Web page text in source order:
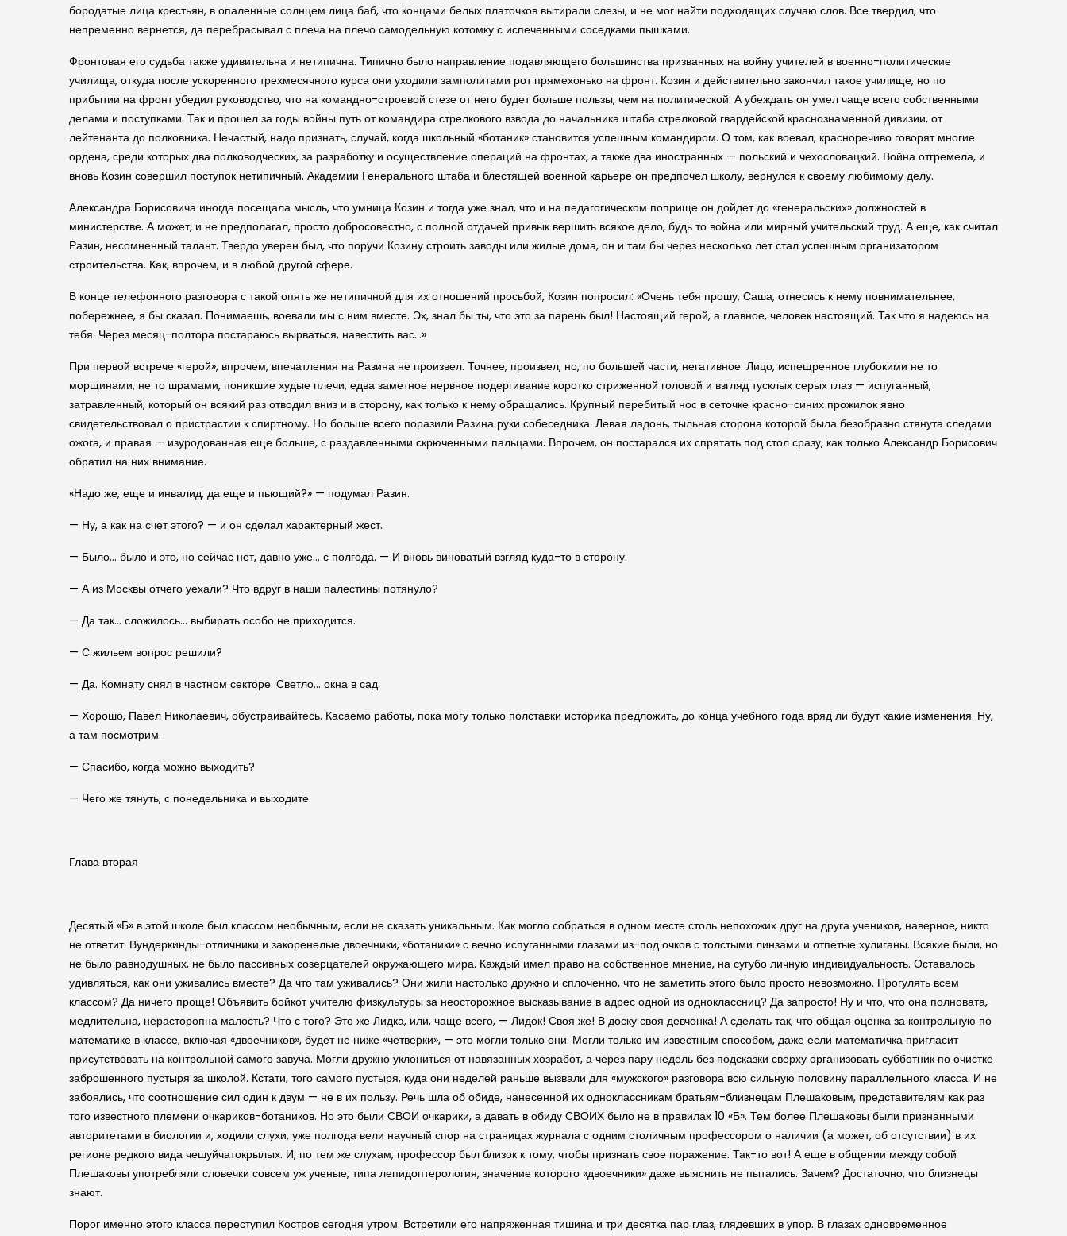
бородатые лица крестьян, в опаленные солнцем лица баб, что концами белых платочков вытирали слезы, и не мог найти подходящих случаю слов. Все твердил, что
непременно вернется, да перебрасывал с плеча на плечо самодельную котомку с испеченными соседками пышками.
Фронтовая его судьба также удивительна и нетипична. Типично было направление подавляющего большинства призванных на войну учителей в военно-политические
училища, откуда после ускоренного трехмесячного курса они уходили замполитами рот прямехонько на фронт. Козин и действительно закончил такое училище, но по
прибытии на фронт убедил руководство, что на командно-строевой стезе от него будет больше пользы, чем на политической. А убеждать он умел чаще всего собственными
делами и поступками. Так и прошел за годы войны путь от командира стрелкового взвода до начальника штаба стрелковой гвардейской краснознаменной дивизии, от
лейтенанта до полковника. Нечастый, надо признать, случай, когда школьный «ботаник» становится успешным командиром. О том, как воевал, красноречиво говорят многие
ордена, среди которых два полководческих, за разработку и осуществление операций на фронтах, а также два иностранных — польский и чехословацкий. Война отгремела, и
вновь Козин совершил поступок нетипичный. Академии Генерального штаба и блестящей военной карьере он предпочел школу, вернулся к своему любимому делу.
Александра Борисовича иногда посещала мысль, что умница Козин и тогда уже знал, что и на педагогическом поприще он дойдет до «генеральских» должностей в
министерстве. А может, и не предполагал, просто добросовестно, с полной отдачей привык вершить всякое дело, будь то война или мирный учительский труд. А еще, как считал
Разин, несомненный талант. Твердо уверен был, что поручи Козину строить заводы или жилые дома, он и там бы через несколько лет стал успешным организатором
строительства. Как, впрочем, и в любой другой сфере.
В конце телефонного разговора с такой опять же нетипичной для их отношений просьбой, Козин попросил: «Очень тебя прошу, Саша, отнесись к нему повнимательнее,
побережнее, я бы сказал. Понимаешь, воевали мы с ним вместе. Эх, знал бы ты, что это за парень был! Настоящий герой, а главное, человек настоящий. Так что я надеюсь на
тебя. Через месяц-полтора постараюсь вырваться, навестить вас…»
При первой встрече «герой», впрочем, впечатления на Разина не произвел. Точнее, произвел, но, по большей части, негативное. Лицо, испещренное глубокими не то
морщинами, не то шрамами, поникшие худые плечи, едва заметное нервное подергивание коротко стриженной головой и взгляд тусклых серых глаз — испуганный,
затравленный, который он всякий раз отводил вниз и в сторону, как только к нему обращались. Крупный перебитый нос в сеточке красно-синих прожилок явно
свидетельствовал о пристрастии к спиртному. Но больше всего поразили Разина руки собеседника. Левая ладонь, тыльная сторона которой была безобразно стянута следами
ожога, и правая — изуродованная еще больше, с раздавленными скрюченными пальцами. Впрочем, он постарался их спрятать под стол сразу, как только Александр Борисович
обратил на них внимание.
«Надо же, еще и инвалид, да еще и пьющий?» — подумал Разин.
— Ну, а как на счет этого? — и он сделал характерный жест.
— Было… было и это, но сейчас нет, давно уже… с полгода. — И вновь виноватый взгляд куда-то в сторону.
— А из Москвы отчего уехали? Что вдруг в наши палестины потянуло?
— Да так… сложилось… выбирать особо не приходится.
— С жильем вопрос решили?
— Да. Комнату снял в частном секторе. Светло… окна в сад.
— Хорошо, Павел Николаевич, обустраивайтесь. Касаемо работы, пока могу только полставки историка предложить, до конца учебного года вряд ли будут какие изменения. Ну,
а там посмотрим.
— Спасибо, когда можно выходить?
— Чего же тянуть, с понедельника и выходите.
Глава вторая
Десятый «Б» в этой школе был классом необычным, если не сказать уникальным. Как могло собраться в одном месте столь непохожих друг на друга учеников, наверное, никто
не ответит. Вундеркинды-отличники и закоренелые двоечники, «ботаники» с вечно испуганными глазами из-под очков с толстыми линзами и отпетые хулиганы. Всякие были, но
не было равнодушных, не было пассивных созерцателей окружающего мира. Каждый имел право на собственное мнение, на сугубо личную индивидуальность. Оставалось
удивляться, как они уживались вместе? Да что там уживались? Они жили настолько дружно и сплоченно, что не заметить этого было просто невозможно. Прогулять всем
классом? Да ничего проще! Объявить бойкот учителю физкультуры за неосторожное высказывание в адрес одной из одноклассниц? Да запросто! Ну и что, что она полновата,
медлительна, нерасторопна малость? Что с того? Это же Лидка, или, чаще всего, — Лидок! Своя же! В доску своя девчонка! А сделать так, что общая оценка за контрольную по
математике в классе, включая «двоечников», будет не ниже «четверки», — это могли только они. Могли только им известным способом, даже если математичка пригласит
присутствовать на контрольной самого завуча. Могли дружно уклониться от навязанных хозработ, а через пару недель без подсказки сверху организовать субботник по очистке
заброшенного пустыря за школой. Кстати, того самого пустыря, куда они неделей раньше вызвали для «мужского» разговора всю сильную половину параллельного класса. И не
забоялись, что соотношение сил один к двум — не в их пользу. Речь шла об обиде, нанесенной их одноклассникам братьям-близнецам Плешаковым, представителям как раз
того известного племени очкариков-ботаников. Но это были СВОИ очкарики, а давать в обиду СВОИХ было не в правилах 10 «Б». Тем более Плешаковы были признанными
авторитетами в биологии и, ходили слухи, уже полгода вели научный спор на страницах журнала с одним столичным профессором о наличии (а может, об отсутствии) в их
регионе редкого вида чешуйчатокрылых. И, по тем же слухам, профессор был близок к тому, чтобы признать свое поражение. Так-то вот! А еще в общении между собой
Плешаковы употребляли словечки совсем уж ученые, типа лепидоптерология, значение которого «двоечники» даже выяснить не пытались. Зачем? Достаточно, что близнецы
знают.
Порог именно этого класса переступил Костров сегодня утром. Встретили его напряженная тишина и три десятка пар глаз, глядевших в упор. В глазах одновременное